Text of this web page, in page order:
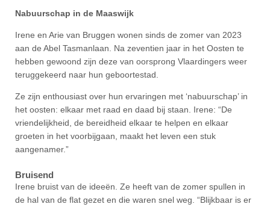
Nabuurschap in de Maaswijk
Irene en Arie van Bruggen wonen sinds de zomer van 2023
aan de Abel Tasmanlaan. Na zeventien jaar in het Oosten te
hebben gewoond zijn deze van oorsprong Vlaardingers weer
teruggekeerd naar hun geboortestad.
Ze zijn enthousiast over hun ervaringen met ‘nabuurschap’ in
het oosten: elkaar met raad en daad bij staan. Irene: “De
vriendelijkheid, de bereidheid elkaar te helpen en elkaar
groeten in het voorbijgaan, maakt het leven een stuk
aangenamer.”
Irene bruist van de ideeën. Ze heeft van de zomer spullen in
de hal van de flat gezet en die waren snel weg. “Blijkbaar is er